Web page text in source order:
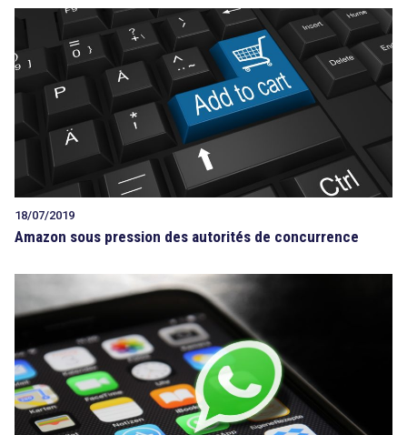
18/07/2019
Amazon sous pression des autorités de concurrence